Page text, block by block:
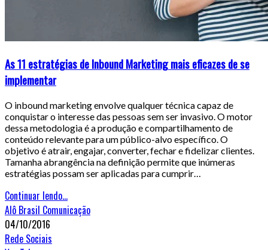
As 11 estratégias de Inbound Marketing mais eficazes de se
implementar
O inbound marketing envolve qualquer técnica capaz de
conquistar o interesse das pessoas sem ser invasivo. O motor
dessa metodologia é a produção e compartilhamento de
conteúdo relevante para um público-alvo específico. O
objetivo é atrair, engajar, converter, fechar e fidelizar clientes.
Tamanha abrangência na definição permite que inúmeras
estratégias possam ser aplicadas para cumprir…
Continuar lendo...
Alô Brasil Comunicação
04/10/2016
Rede Sociais